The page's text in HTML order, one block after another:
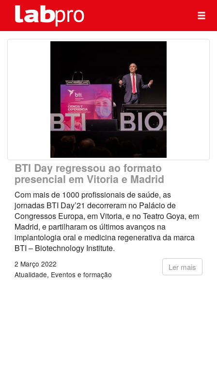
BTI Day regressou ao formato
presencial em Vitoria e Madrid
Com mais de 1000 profissionais de saúde, as
jornadas BTI Day’21 decorreram no Palácio de
Congressos Europa, em Vitoria, e no Teatro Goya, em
Madrid, e partilharam os últimos avanços na
implantologia oral e medicina regenerativa da marca
BTI – Biotechnology Institute.
Ler mais
2 Março 2022
Atualidade Eventos e formação